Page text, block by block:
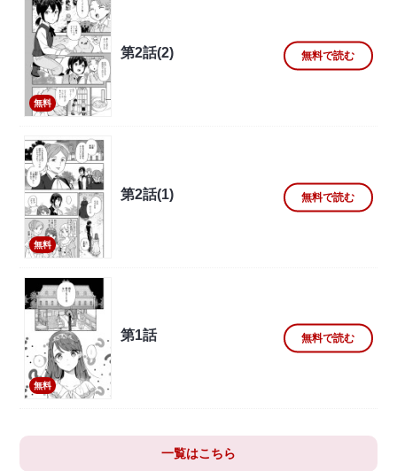
無料
第2話(2) 無料で読む
無料
第2話(1) 無料で読む
無料
第1話 無料で読む
一覧はこちら